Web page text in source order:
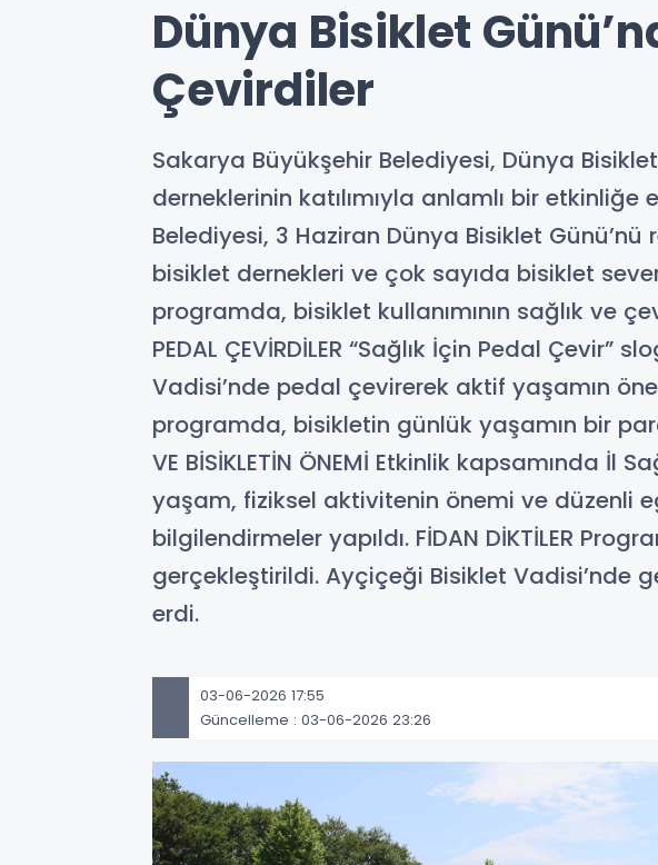
Dünya Bisiklet
Çevirdiler
Sakarya Büyükşehir Belediyesi, Dünya
derneklerinin katılımıyla anlamlı bir
Belediyesi, 3 Haziran Dünya Bisiklet
bisiklet dernekleri ve çok sayıda bisiklet
programda, bisiklet kullanımının sağlık ve
PEDAL ÇEVİRDİLER “Sağlık İçin Pedal
Vadisi’nde pedal çevirerek aktif yaşamın
programda, bisikletin günlük yaşamın bir
VE BİSİKLETİN ÖNEMİ Etkinlik kapsamında İl
yaşam, fiziksel aktivitenin önemi ve düzenli
bilgilendirmeler yapıldı. FİDAN DİKTİLER
gerçekleştirildi. Ayçiçeği Bisiklet Vadisi’nde
erdi.
03-06-2026 17:55
Güncelleme : 03-06-2026 23:26